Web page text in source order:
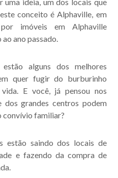
conceito é Alphaville, em
imóveis em Alphaville
ano passado.
alguns dos melhores
quer fugir do burburinho
E você, já pensou nos
grandes centros podem
convívio familiar?
estão saindo dos locais de
e fazendo da compra de